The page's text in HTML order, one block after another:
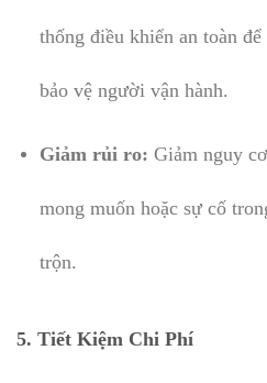
thống điều khiển an toàn
bảo vệ người vận hành.
Giảm rủi ro: Giảm nguy
mong muốn hoặc sự cố
trộn.
5. Tiết Kiệm Chi Phí